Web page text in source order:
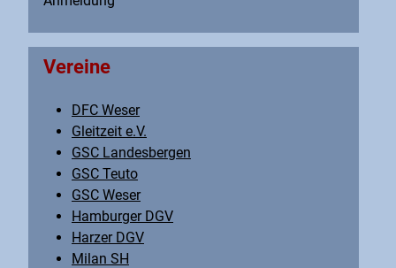
Vereine
DFC Weser
Gleitzeit e.V.
GSC Landesbergen
GSC Teuto
GSC Weser
Hamburger DGV
Harzer DGV
Milan SH